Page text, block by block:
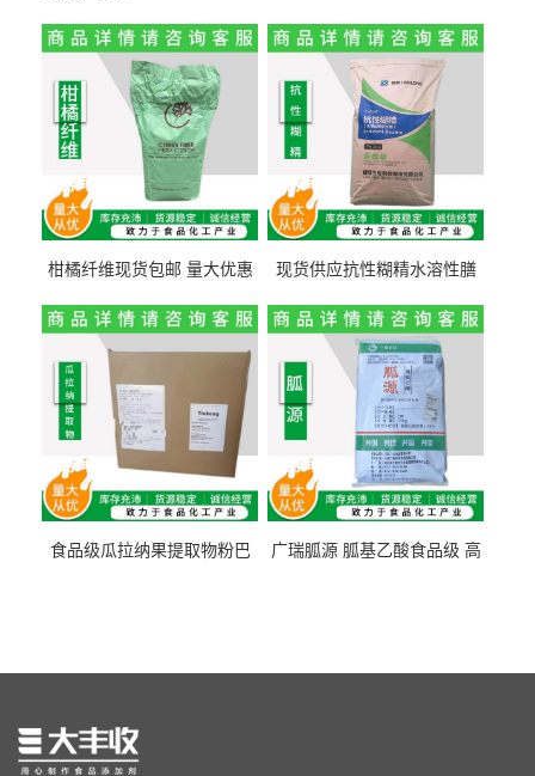
柑橘纤维现货包邮 量大优惠
现货供应抗性糊精水溶性膳
量1kg包邮
食品级瓜拉纳果提取物粉巴
广瑞胍源 胍基乙酸食品级 高